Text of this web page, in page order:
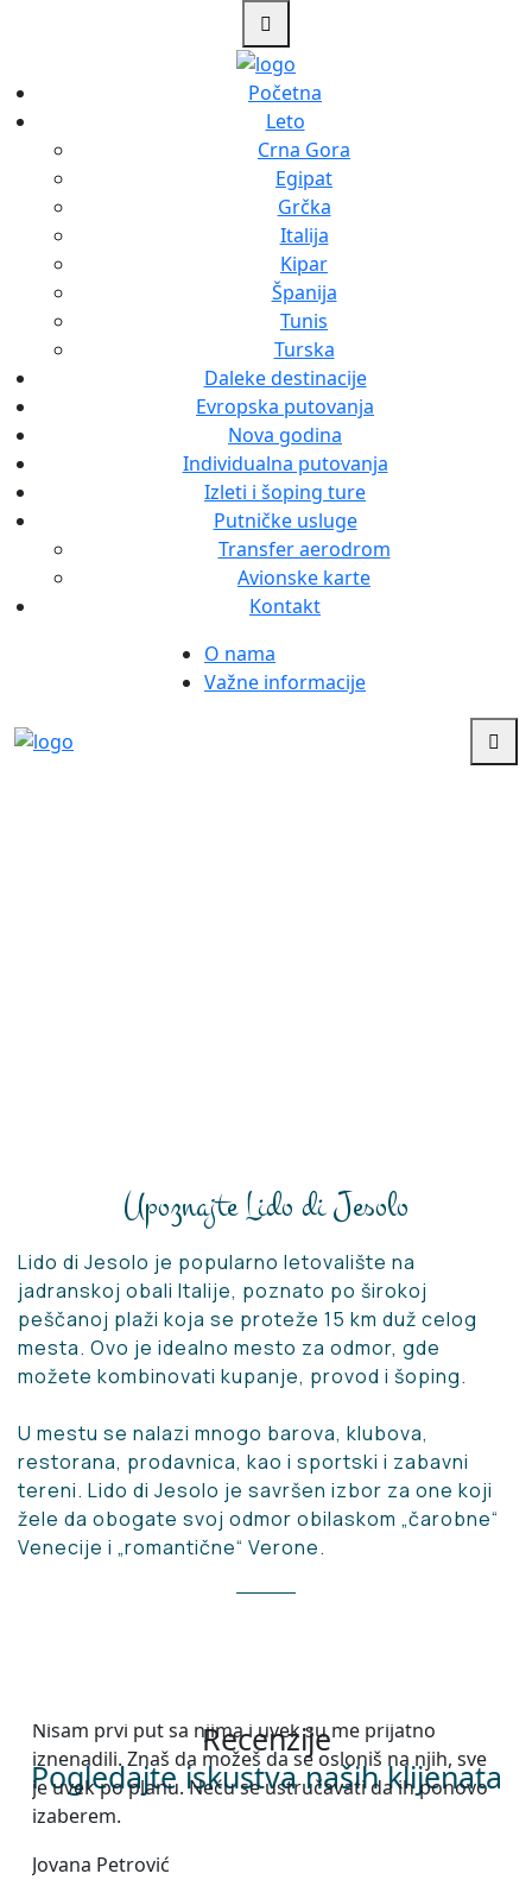
Početna
Leto
Crna Gora
Egipat
Grčka
Italija
Kipar
Španija
Tunis
Turska
Daleke destinacije
Evropska putovanja
Nova godina
Individualna putovanja
Izleti i šoping ture
Putničke usluge
Transfer aerodrom
Avionske karte
Kontakt
O nama
Važne informacije
Upoznajte Lido di Jesolo
Lido di Jesolo je popularno letovalište na
jadranskoj obali Italije, poznato po širokoj
peščanoj plaži koja se proteže 15 km duž celog
mesta. Ovo je idealno mesto za odmor, gde
možete kombinovati kupanje, provod i šoping.
U mestu se nalazi mnogo barova, klubova,
restorana, prodavnica, kao i sportski i zabavni
tereni. Lido di Jesolo je savršen izbor za one koji
žele da obogate svoj odmor obilaskom „čarobne“
Venecije i „romantične“ Verone.
Recenzije
Pogledajte iskustva naših klijenata
Nisam prvi put sa njima i uvek su me prijatno
iznenadili. Znaš da možeš da se osloniš na njih, sve
je uvek po planu. Neću se ustručavati da ih ponovo
izaberem.
Jovana Petrović